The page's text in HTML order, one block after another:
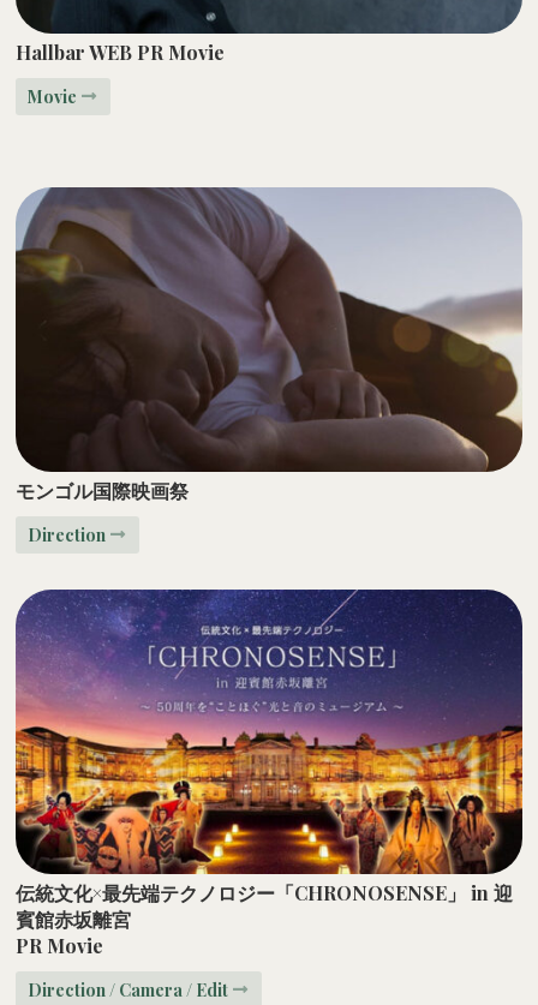
Hallbar WEB PR Movie
Movie
モンゴル国際映画祭
Direction
伝統文化×最先端テクノロジー「CHRONOSENSE」 in 迎
賓館赤坂離宮
PR Movie
Direction / Camera / Edit